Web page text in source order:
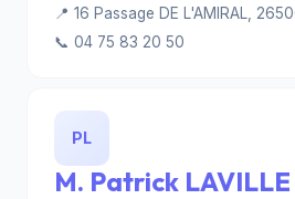
📍 16 Passage DE L'AMIRAL,
📞 04 75 83 20 50
PL
M. Patrick LAVILLE